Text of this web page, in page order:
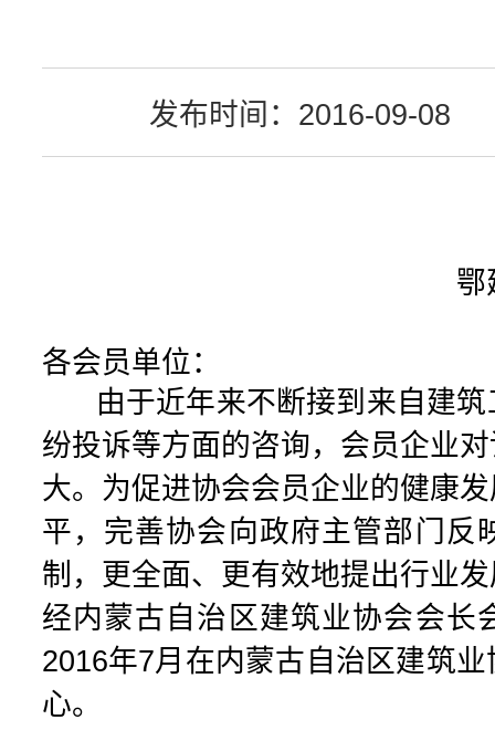
发布时间：2016-09-08
鄂建协〔
各会员单位：
由于近年来不断接到来自建筑
纷投诉等方面的咨询，会员企业
大。为促进协会会员企业的健康
平，完善协会向政府主管部门反
制，更全面、更有效地提出行业
经内蒙古自治区建筑业协会会长
2016年7月在内蒙古自治区建筑
心。